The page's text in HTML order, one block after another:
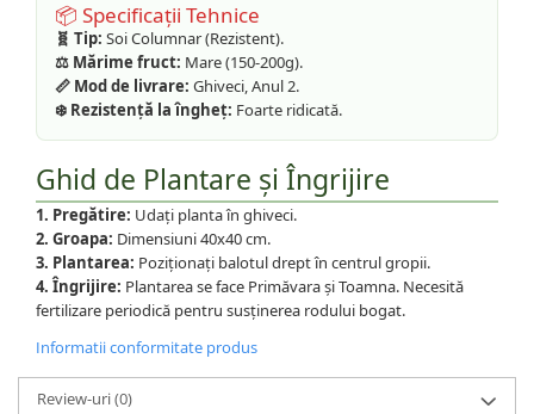
📦 Specificații Tehnice
🧬 Tip: Soi Columnar (Rezistent).
⚖️ Mărime fruct: Mare (150-200g).
📏 Mod de livrare: Ghiveci, Anul 2.
❄️ Rezistență la îngheț: Foarte ridicată.
Ghid de Plantare și Îngrijire
1. Pregătire: Udați planta în ghiveci.
2. Groapa: Dimensiuni 40x40 cm.
3. Plantarea: Poziționați balotul drept în centrul gropii.
4. Îngrijire: Plantarea se face Primăvara și Toamna. Necesită
fertilizare periodică pentru susținerea rodului bogat.
Informatii conformitate produs
Review-uri(0)